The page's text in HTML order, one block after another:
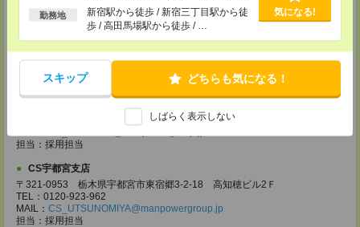
る
勤務地
新宿駅から徒歩 / 新宿三丁目駅から徒
歩 / 高田馬場駅から徒歩 / …
気になる!
スキップ どちらも気になる！
しばらく表示しない
〒330-0854 埼玉県さいたま市大宮区桜木町 1-10-16 シーノ大宮ノース
TEL：0120-769-355
〒370-0831 群馬県高崎市あら町167 高崎第一生命ビルディング11Ｆ
担当：採用担当
CS宇都宮支店
〒321-0953 栃木県宇都宮市東宿郷3-2-18 高知穂ビル2Ｆ
TEL：0120-923-962
MAIL： CS_UTSUNOMIYA@manpowergroup.jp
担当：採用担当